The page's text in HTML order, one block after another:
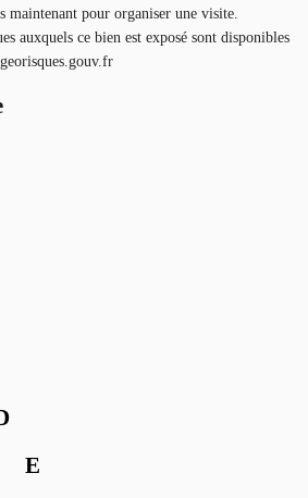
maintenant pour organiser une visite.
auxquels ce bien est exposé sont disponibles
E